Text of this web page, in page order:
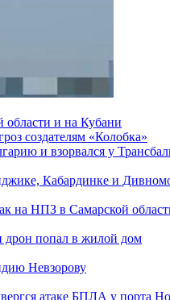
и на Кубани
создателям «Колобка»
и взорвался у
Кабардинке и
на НПЗ в Самарской
дрон попал в жилой дом
Невзорову
атаке БПЛА у порта